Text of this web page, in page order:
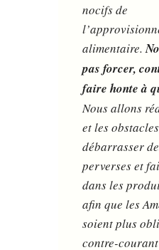
nocifs de
alimentaire.
pas forcer,
faire honte à
Nous allons
et les
débarrasser
perverses et
dans les
afin que les
soient plus
contre-